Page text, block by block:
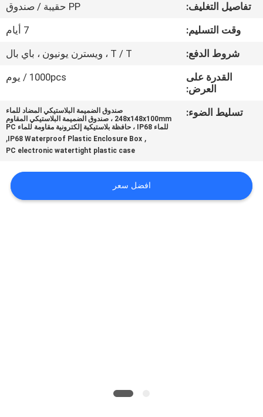
مراقبة
الجودة
اتصل
SHOPPING ONLINE
تفاصيل التغليف:
PP حقيبة / صندوق
وقت التسليم:
7 أيام
شروط الدفع:
T / T ، ويسترن يونيون ، باي بال
القدرة على
العرض:
1000pcs / يوم
تسليط الضوء:
صندوق الضميمة البلاستيكي المضاد للماء
248x148x100mm ، صندوق الضميمة البلاستيكي المقاوم
للماء IP68 ، حافظة بلاستيكية إلكترونية مقاومة للماء PC
,
IP68 Waterproof Plastic Enclosure Box
,
PC electronic watertight plastic case
افضل سعر